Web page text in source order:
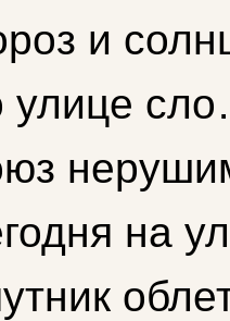
и
улице
на